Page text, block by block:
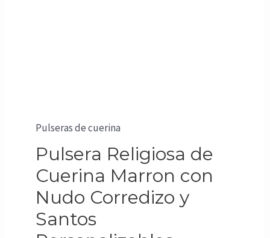
Pulseras de cuerina
Pulsera Religiosa de
Cuerina Marron con
Nudo Corredizo y
Santos